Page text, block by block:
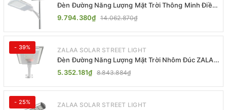
Đèn Đường Năng Lượng Mặt Trời Thông Minh Điều
Khiển MPPT ZL-GMX01 ZALAA
9.794.380₫ 14.062.870₫
- 39% ZALAA SOLAR STREET LIGHT
Đèn Đường Năng Lượng Mặt Trời Nhôm Đúc ZALAA
ZL-BWH Cao Cấp IP65
5.352.181₫ 8.843.884₫
- 25% ZALAA SOLAR STREET LIGHT